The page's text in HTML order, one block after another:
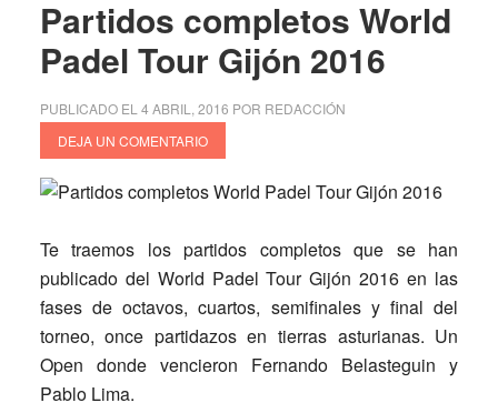
Partidos completos World
Padel Tour Gijón 2016
PUBLICADO EL 4 ABRIL, 2016 POR REDACCIÓN
DEJA UN COMENTARIO
Te traemos los partidos completos que se han
publicado del World Padel Tour Gijón 2016 en las
fases de octavos, cuartos, semifinales y final del
torneo, once partidazos en tierras asturianas. Un
Open donde vencieron Fernando Belasteguin y
Pablo Lima.